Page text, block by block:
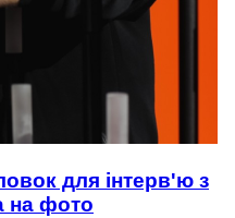
для інтерв'ю з
на фото